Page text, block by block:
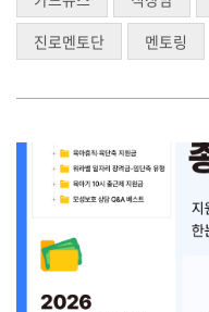
진로멘토단
멘토링